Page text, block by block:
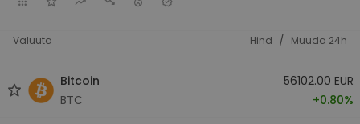
Valuuta Hind / Muuda 24h
Bitcoin
BTC
56102.00 EUR
+0.80%